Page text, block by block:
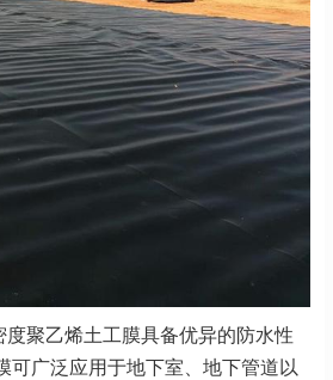
度聚乙烯土工膜具备优异的防水性
可广泛应用于地下室、地下管道以